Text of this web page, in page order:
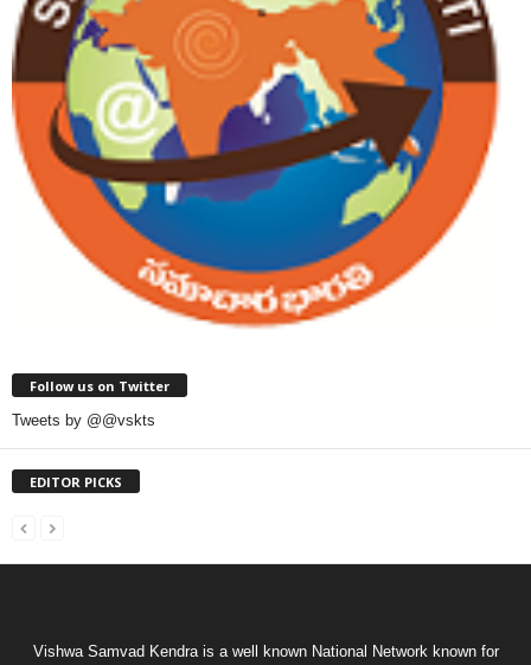
Follow us on Twitter
Tweets by @@vskts
EDITOR PICKS
Vishwa Samvad Kendra is a well known National Network known for